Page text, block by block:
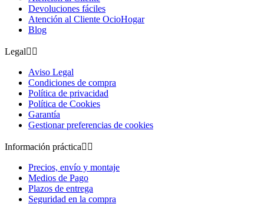
Devoluciones fáciles
Atención al Cliente OcioHogar
Blog
Legal 
Aviso Legal
Condiciones de compra
Política de privacidad
Política de Cookies
Garantía
Gestionar preferencias de cookies
Información práctica 
Precios, envío y montaje
Medios de Pago
Plazos de entrega
Seguridad en la compra